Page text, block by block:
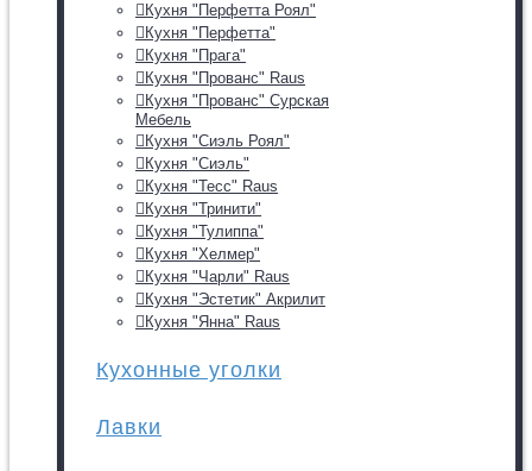
Кухня "Перфетта Роял"
Кухня "Перфетта"
Кухня "Прага"
Кухня "Прованс" Raus
Кухня "Прованс" Сурская
Мебель
Кухня "Сиэль Роял"
Кухня "Сиэль"
Кухня "Тесс" Raus
Кухня "Тринити"
Кухня "Тулиппа"
Кухня "Хелмер"
Кухня "Чарли" Raus
Кухня "Эстетик" Акрилит
Кухня "Янна" Raus
Кухонные уголки
Лавки